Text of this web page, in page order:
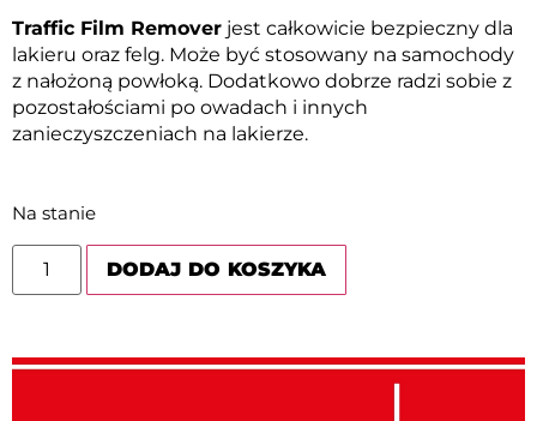
Traffic Film Remover jest całkowicie bezpieczny dla
lakieru oraz felg. Może być stosowany na samochody
z nałożoną powłoką. Dodatkowo dobrze radzi sobie z
pozostałościami po owadach i innych
zanieczyszczeniach na lakierze.
Na stanie
DODAJ DO KOSZYKA